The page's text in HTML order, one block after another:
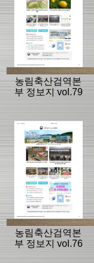
농림축산검역본
부 정보지 vol.79
농림축산검역본
부 정보지 vol.76